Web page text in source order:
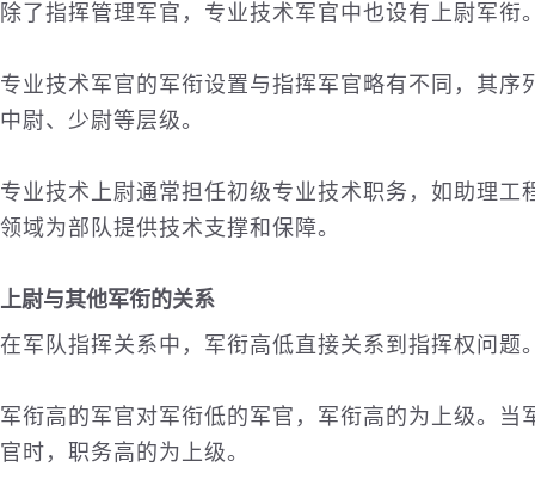
除了指挥管理军官，专业技术军官中也设有上尉军衔
专业技术军官的军衔设置与指挥军官略有不同，其
中尉、少尉等层级。
专业技术上尉通常担任初级专业技术职务，如助理
领域为部队提供技术支撑和保障。
上尉与其他军衔的关系
在军队指挥关系中，军衔高低直接关系到指挥权问题
军衔高的军官对军衔低的军官，军衔高的为上级。
官时，职务高的为上级。